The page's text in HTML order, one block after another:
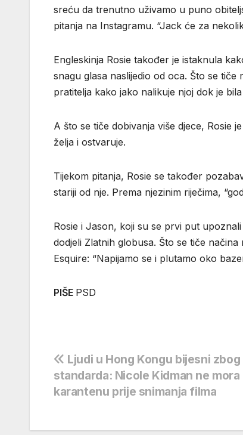
sreću da trenutno uživamo u puno
pitanja na Instagramu. “Jack će za
Engleskinja Rosie također je istaknula
snagu glasa naslijedio od oca. Što se
pratitelja kako jako nalikuje njoj dok je
A što se tiče dobivanja više djece, Rosie
želja i ostvaruje.
Tijekom pitanja, Rosie se također
stariji od nje. Prema njezinim riječima,
Rosie i Jason, koji su se prvi put
dodjeli Zlatnih globusa. Što se tiče
Esquire: “Napijamo se i plutamo oko
PIŠE PSD
Navigacija
objava
Ljudi u Hong Kongu bijesni
standarda: Nicole Kidman ne
karantenu prije snimanja filma